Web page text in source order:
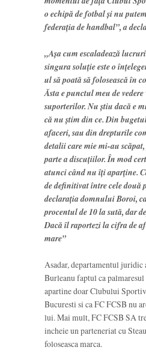
o echipă de fotbal şi nu
federaţia de handbal”, a
„Aşa cum escaladează
singura soluţie este o
ul să poată să folosească în
Ăsta e punctul meu de
suporterilor. Nu ştiu dacă e
că nu ştim din ce. Din
afaceri, sau din drepturile
detalii care mie mi-au
parte a discuţiilor. În mod
atunci când nu îţi aparţine.
de definitivat între cele două
declaraţia domnului Boroi,
procentul de 10 la sută, dar
Dacă îl raportezi la cifra de
mare”
Asadar, departamentul
Burleanu faptul ca palmaresul
apartine doar Clubului
Bucuresti si ca FC FCSB nu
lui. Mai mult, FC FCSB SA
incheie un parteneriat cu
foloseasca marca.